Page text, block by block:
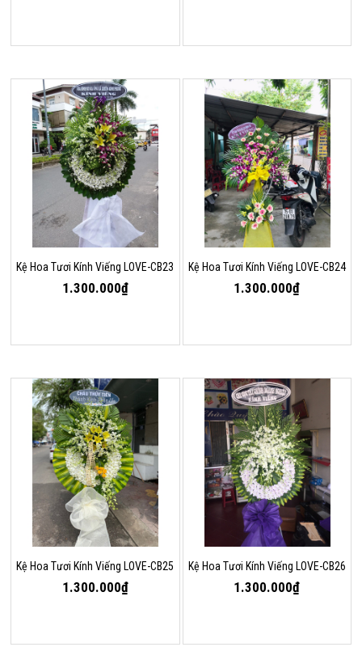
Kệ Hoa Tươi Kính Viếng LOVE-CB23
1.300.000₫
Kệ Hoa Tươi Kính Viếng LOVE-CB24
1.300.000₫
Kệ Hoa Tươi Kính Viếng LOVE-CB25
1.300.000₫
Kệ Hoa Tươi Kính Viếng LOVE-CB26
1.300.000₫